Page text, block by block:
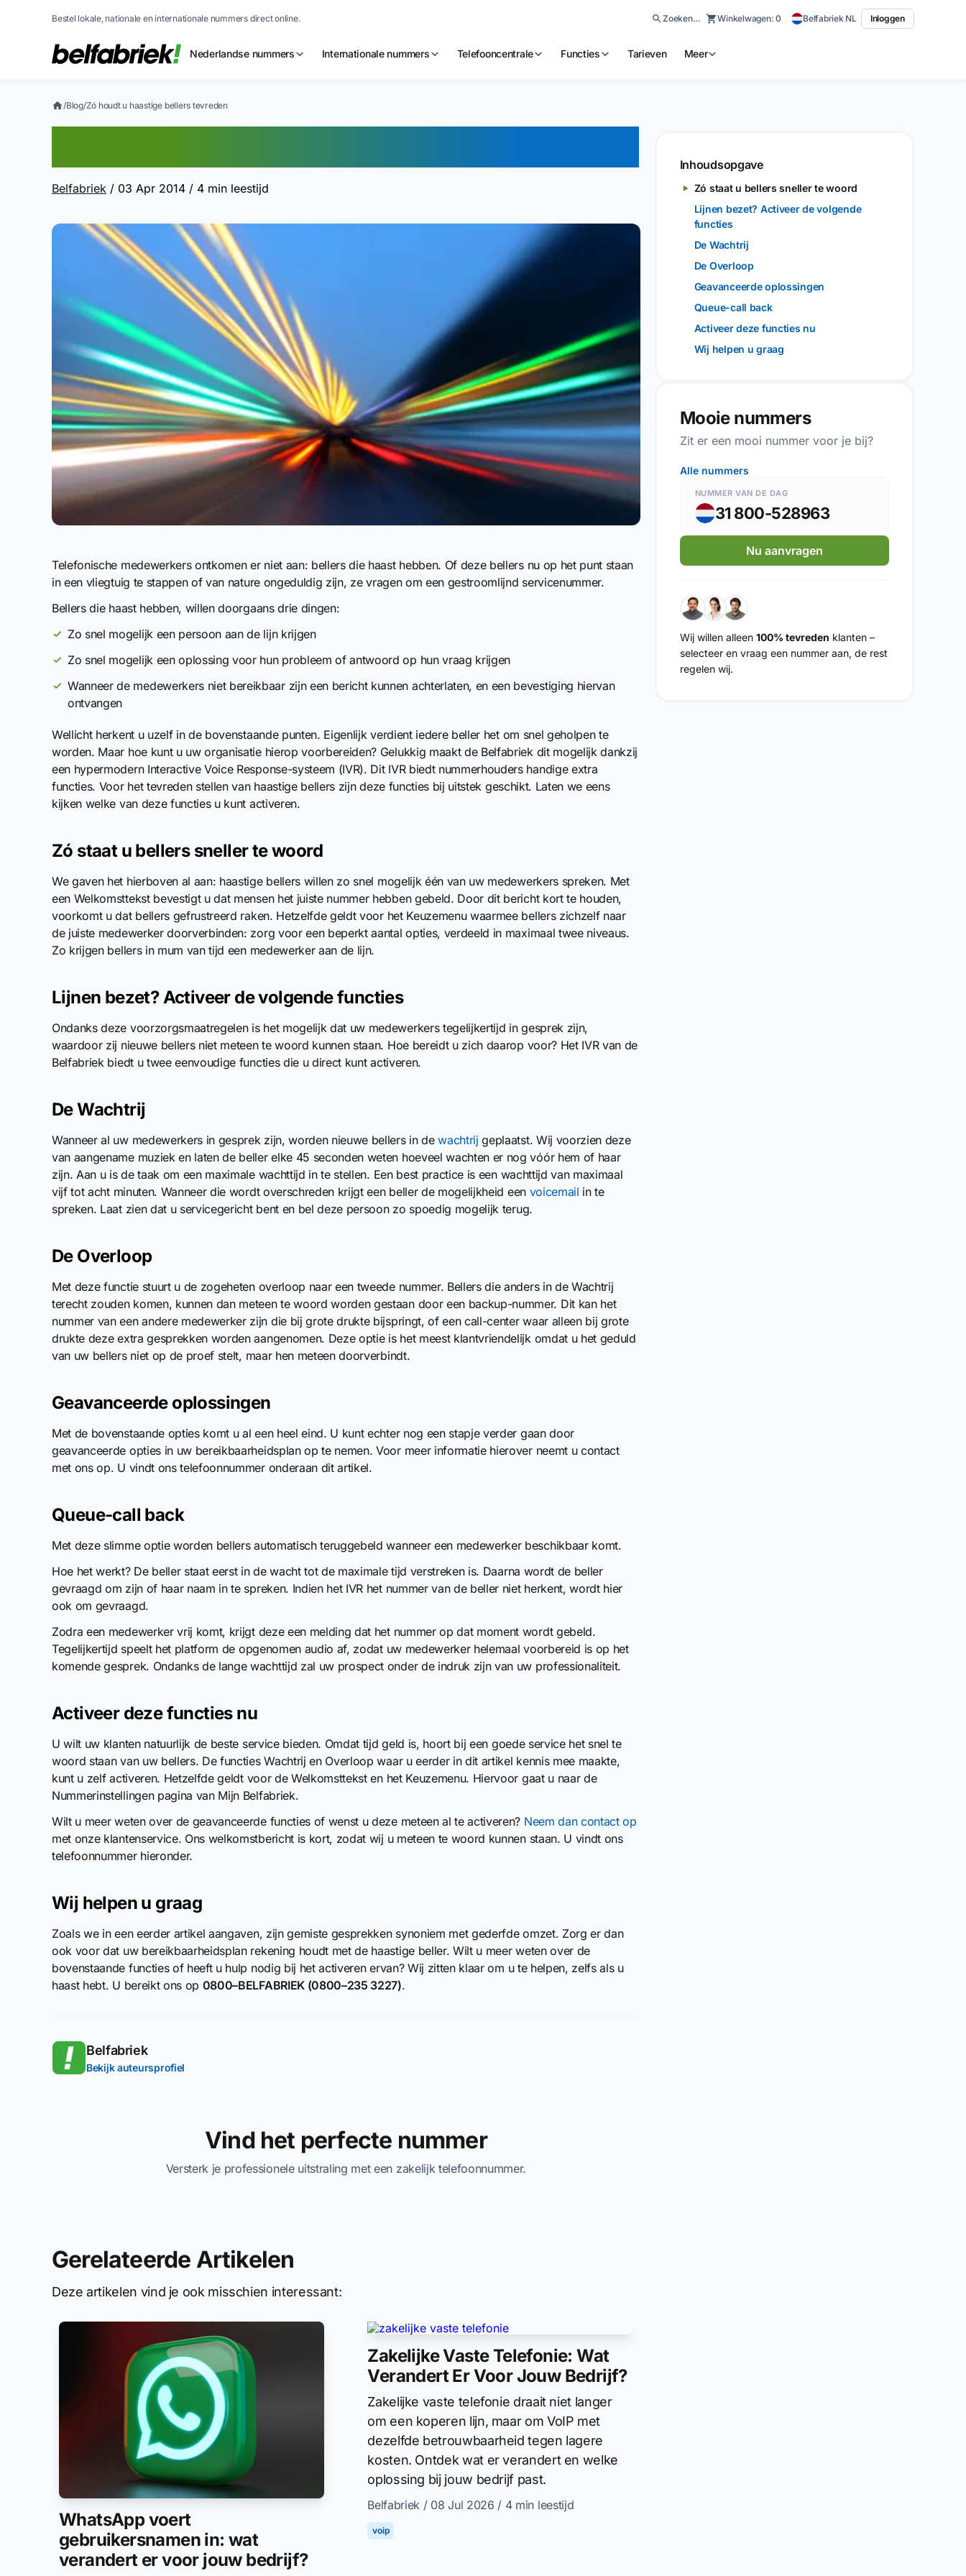
Bestel lokale, nationale en internationale nummers direct online. Zoeken… Winkelwagen:0 Belfabriek NL Inloggen
Nederlandse nummers Internationale nummers Telefooncentrale Functies Tarieven Meer
/Blog/Zó houdt u haastige bellers tevreden
Belfabriek / 03 Apr 2014 / 4 min leestijd
Telefonische medewerkers ontkomen er niet aan: bellers die haast hebben. Of deze bellers nu op het punt staan
in een vliegtuig te stappen of van nature ongeduldig zijn, ze vragen om een gestroomlijnd servicenummer.
Bellers die haast hebben, willen doorgaans drie dingen:
Zo snel mogelijk een persoon aan de lijn krijgen
Zo snel mogelijk een oplossing voor hun probleem of antwoord op hun vraag krijgen
Wanneer de medewerkers niet bereikbaar zijn een bericht kunnen achterlaten, en een bevestiging hiervan
ontvangen
Wellicht herkent u uzelf in de bovenstaande punten. Eigenlijk verdient iedere beller het om snel geholpen te
worden. Maar hoe kunt u uw organisatie hierop voorbereiden? Gelukkig maakt de Belfabriek dit mogelijk dankzij
een hypermodern Interactive Voice Response-systeem (IVR). Dit IVR biedt nummerhouders handige extra
functies. Voor het tevreden stellen van haastige bellers zijn deze functies bij uitstek geschikt. Laten we eens
kijken welke van deze functies u kunt activeren.
Zó staat u bellers sneller te woord
We gaven het hierboven al aan: haastige bellers willen zo snel mogelijk één van uw medewerkers spreken. Met
een Welkomsttekst bevestigt u dat mensen het juiste nummer hebben gebeld. Door dit bericht kort te houden,
voorkomt u dat bellers gefrustreerd raken. Hetzelfde geldt voor het Keuzemenu waarmee bellers zichzelf naar
de juiste medewerker doorverbinden: zorg voor een beperkt aantal opties, verdeeld in maximaal twee niveaus.
Zo krijgen bellers in mum van tijd een medewerker aan de lijn.
Lijnen bezet? Activeer de volgende functies
Ondanks deze voorzorgsmaatregelen is het mogelijk dat uw medewerkers tegelijkertijd in gesprek zijn,
waardoor zij nieuwe bellers niet meteen te woord kunnen staan. Hoe bereidt u zich daarop voor? Het IVR van de
Belfabriek biedt u twee eenvoudige functies die u direct kunt activeren.
De Wachtrij
Wanneer al uw medewerkers in gesprek zijn, worden nieuwe bellers in dewachtrij geplaatst. Wij voorzien deze
van aangename muziek en laten de beller elke 45 seconden weten hoeveel wachten er nog vóór hem of haar
zijn. Aan u is de taak om een maximale wachttijd in te stellen. Een best practice is een wachttijd van maximaal
vijf tot acht minuten. Wanneer die wordt overschreden krijgt een beller de mogelijkheid een voicemail in te
spreken. Laat zien dat u servicegericht bent en bel deze persoon zo spoedig mogelijk terug.
De Overloop
Met deze functie stuurt u de zogeheten overloop naar een tweede nummer. Bellers die anders in de Wachtrij
terecht zouden komen, kunnen dan meteen te woord worden gestaan door een backup-nummer. Dit kan het
nummer van een andere medewerker zijn die bij grote drukte bijspringt, of een call-center waar alleen bij grote
drukte deze extra gesprekken worden aangenomen. Deze optie is het meest klantvriendelijk omdat u het geduld
van uw bellers niet op de proef stelt, maar hen meteen doorverbindt.
Geavanceerde oplossingen
Met de bovenstaande opties komt u al een heel eind. U kunt echter nog een stapje verder gaan door
geavanceerde opties in uw bereikbaarheidsplan op te nemen. Voor meer informatie hierover neemt u contact
met ons op. U vindt ons telefoonnummer onderaan dit artikel.
Queue-call back
Met deze slimme optie worden bellers automatisch teruggebeld wanneer een medewerker beschikbaar komt.
Hoe het werkt? De beller staat eerst in de wacht tot de maximale tijd verstreken is. Daarna wordt de beller
gevraagd om zijn of haar naam in te spreken. Indien het IVR het nummer van de beller niet herkent, wordt hier
ook om gevraagd.
Zodra een medewerker vrij komt, krijgt deze een melding dat het nummer op dat moment wordt gebeld.
Tegelijkertijd speelt het platform de opgenomen audio af, zodat uw medewerker helemaal voorbereid is op het
komende gesprek. Ondanks de lange wachttijd zal uw prospect onder de indruk zijn van uw professionaliteit.
Activeer deze functies nu
U wilt uw klanten natuurlijk de beste service bieden. Omdat tijd geld is, hoort bij een goede service het snel te
woord staan van uw bellers. De functies Wachtrij en Overloop waar u eerder in dit artikel kennis mee maakte,
kunt u zelf activeren. Hetzelfde geldt voor de Welkomsttekst en het Keuzemenu. Hiervoor gaat u naar de
Nummerinstellingen pagina van Mijn Belfabriek.
Wilt u meer weten over de geavanceerde functies of wenst u deze meteen al te activeren? Neem dan contact op
met onze klantenservice. Ons welkomstbericht is kort, zodat wij u meteen te woord kunnen staan. U vindt ons
telefoonnummer hieronder.
Wij helpen u graag
Zoals we in een eerder artikel aangaven, zijn gemiste gesprekken synoniem met gederfde omzet. Zorg er dan
ook voor dat uw bereikbaarheidsplan rekening houdt met de haastige beller. Wilt u meer weten over de
bovenstaande functies of heeft u hulp nodig bij het activeren ervan? Wij zitten klaar om u te helpen, zelfs als u
haast hebt. U bereikt ons op 0800–BELFABRIEK (0800–235 3227).
Belfabriek
Bekijk auteursprofiel
Vind het perfecte nummer
Versterk je professionele uitstraling met een zakelijk telefoonnummer.
Gerelateerde Artikelen
Deze artikelen vind je ook misschien interessant:
WhatsApp voert
gebruikersnamen in: wat
verandert er voor jouw bedrijf?
Zakelijke Vaste Telefonie: Wat
Verandert Er Voor Jouw Bedrijf?
Zakelijke vaste telefonie draait niet langer
om een koperen lijn, maar om VoIP met
dezelfde betrouwbaarheid tegen lagere
kosten. Ontdek wat er verandert en welke
oplossing bij jouw bedrijf past.
Belfabriek / 08 Jul 2026 / 4 min leestijd
voip
Inhoudsopgave
Zó staat u bellers sneller te woord
Lijnen bezet? Activeer de volgende
functies
De Wachtrij
De Overloop
Geavanceerde oplossingen
Queue-call back
Activeer deze functies nu
Wij helpen u graag
Mooie nummers
Zit er een mooi nummer voor je bij?
Alle nummers
NUMMER VAN DE DAG
31 800-528963
Nu aanvragen
Wij willen alleen 100% tevreden klanten –
selecteer en vraag een nummer aan, de rest
regelen wij.